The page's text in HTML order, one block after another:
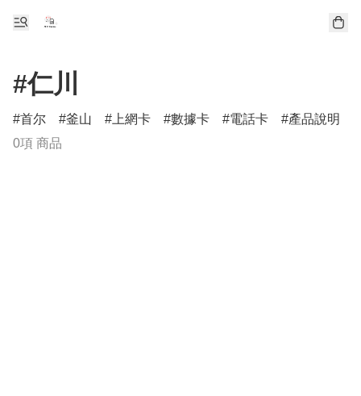
#仁川
首尔 釜山 上網卡 數據卡 電話卡
產品說明
0項 商品